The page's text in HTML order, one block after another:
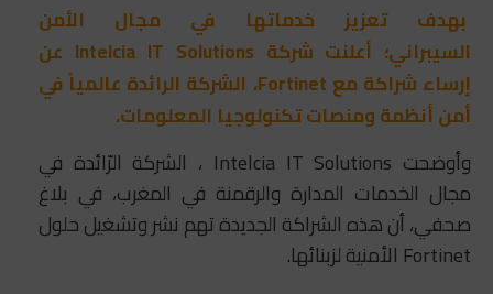
بهدف تعزيز خدماتها في مجال الأمن
السيبراني؛
أعلنت شركة Intelcia IT Solutions عن
إرساء شراكة مع Fortinet، الشركة الرائدة عالمياً في
أمن أنظمة ومنصات تكنولوجيا المعلومات.
وأوضحت Intelcia IT Solutions ، الشركة الرّائدة في
مجال الخدمات المدارة والرقمنة في المغرب، في بلاغ
صحفي، أن هذه الشراكة الجديدة تهم نشر وتشغيل حلول
Fortinet الأمنية لزبنائها.